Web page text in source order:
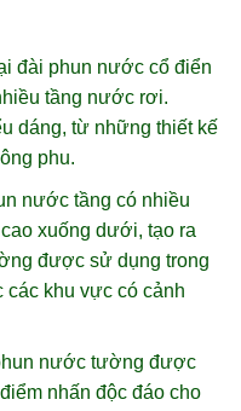
đài phun nước cổ điển
tầng nước rơi.
dáng, từ những thiết kế
phu.
nước tầng có nhiều
xuống dưới, tạo ra
được sử dụng trong
khu vực có cảnh
nước tường được
nhấn độc đáo cho